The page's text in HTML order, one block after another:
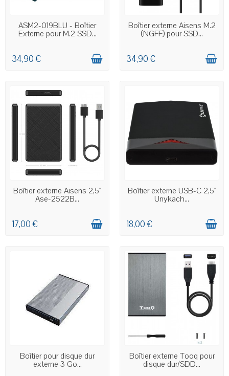
EN STOCK
ASM2-019BLU - Boîtier
Externe pour M.2 SSD...
34,90 €
EN STOCK
Boîtier externe Aisens M.2
(NGFF) pour SSD...
34,90 €
EN STOCK
Boîtier externe Aisens 2,5"
Ase-2522B...
17,00 €
EN STOCK
Boîtier externe USB-C 2,5"
Unykach...
18,00 €
EN STOCK
Boîtier pour disque dur
externe 3 Go...
EN STOCK
Boîtier externe Tooq pour
disque dur/SDD...